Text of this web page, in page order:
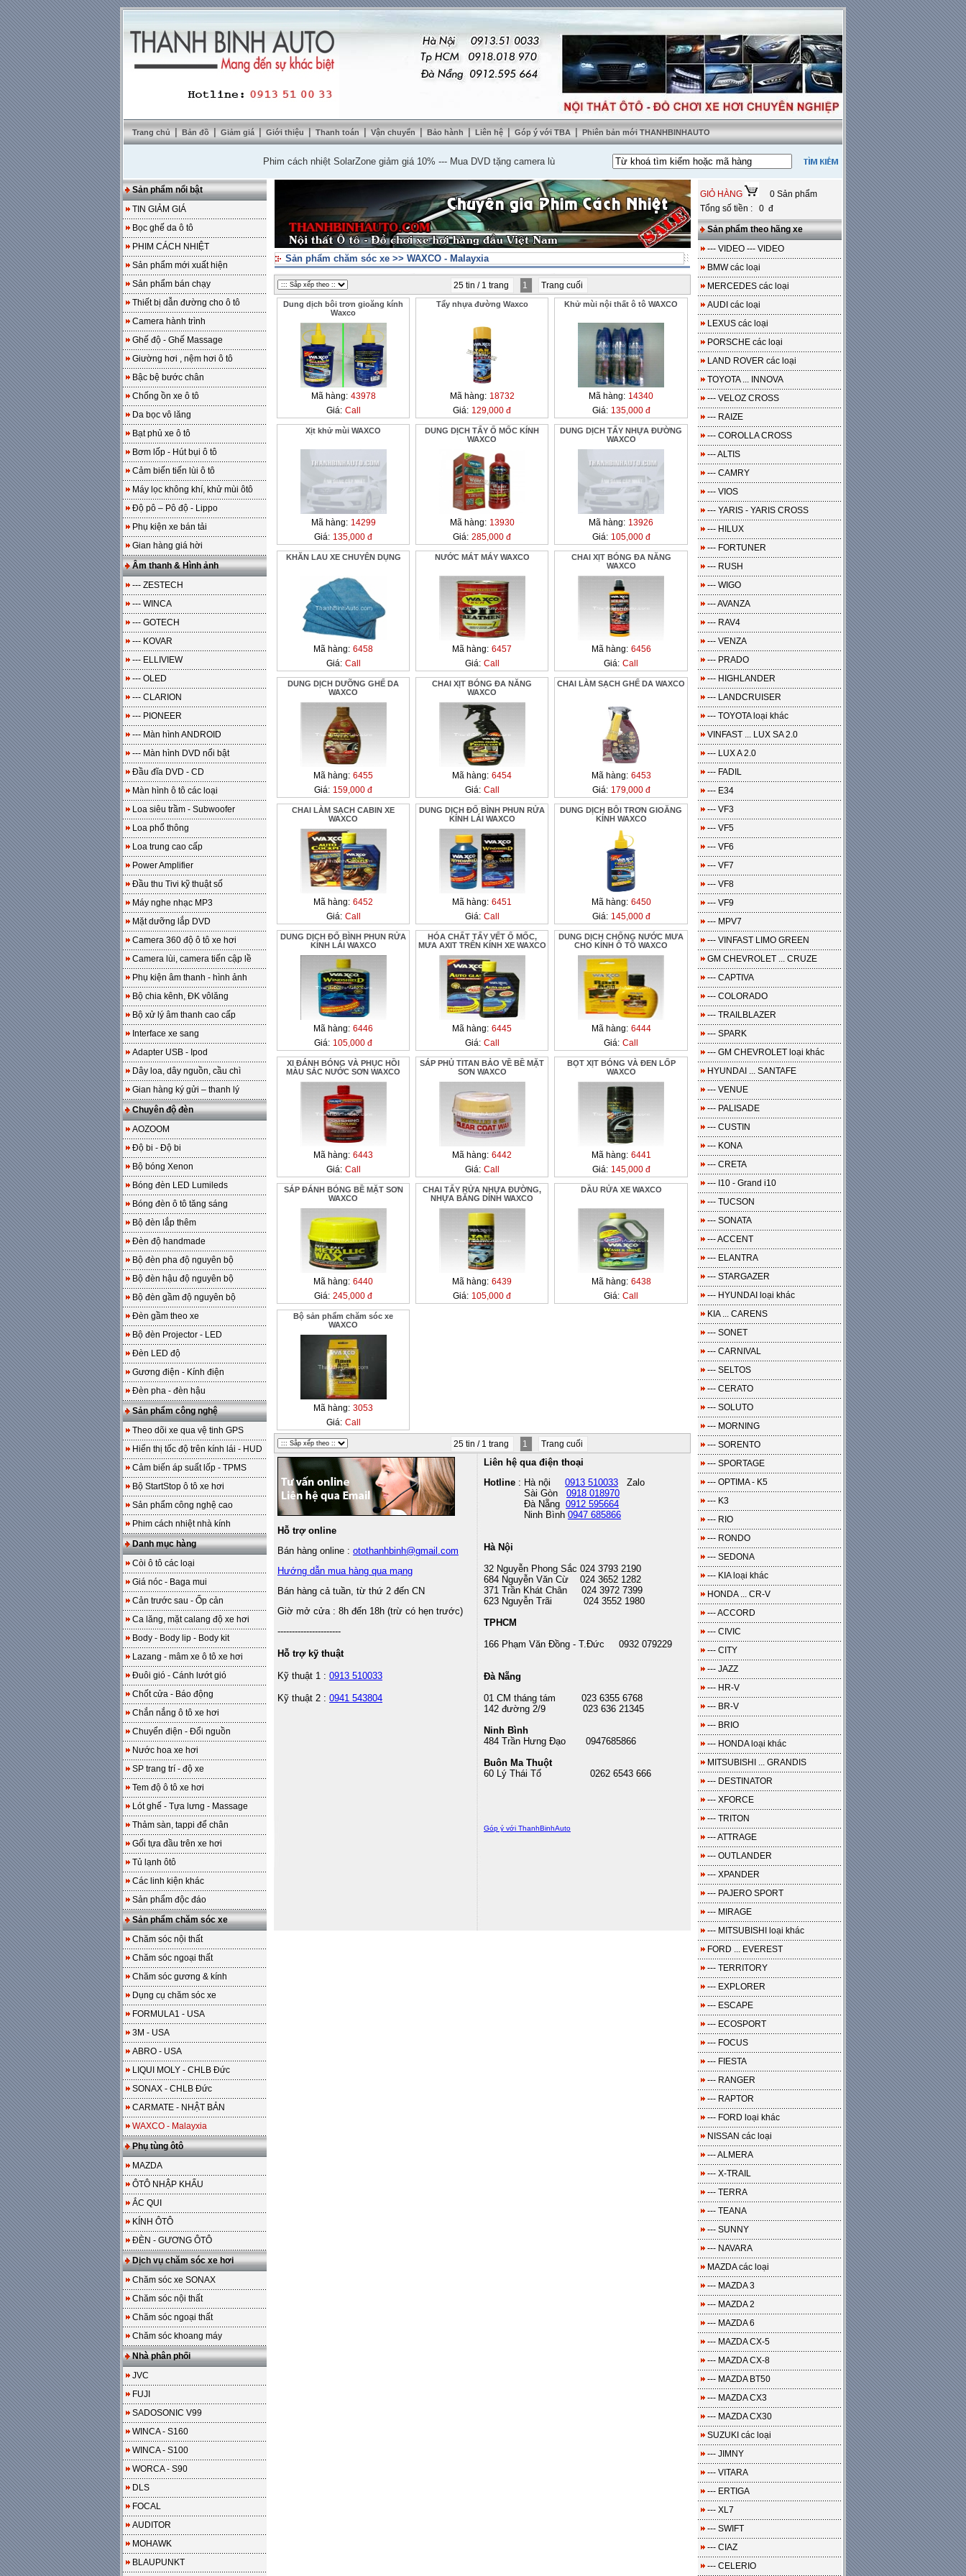
Trang chủ | Bản đồ | Giảm giá | Giới thiệu | Thanh toán | Vận chuyển | Bảo hành | Liên hệ | Góp ý với TBA | Phiên bản mới THANHBINHAUTO
Phim cách nhiệt SolarZone giảm giá 10%---Mua DVD tặng camera lùi cao cấp Lắp nệm ghế da thật tặng sàn da--- Miễn phí 100% công lắp đặt
Sản phẩm nổi bật
TIN GIẢM GIÁ
Bọc ghế da ô tô
PHIM CÁCH NHIỆT
Sản phẩm mới xuất hiện
Sản phẩm bán chạy
Thiết bị dẫn đường cho ô tô
Camera hành trình
Ghế độ - Ghế Massage
Giường hơi , nệm hơi ô tô
Bậc bệ bước chân
Chống ồn xe ô tô
Da bọc vô lăng
Bạt phủ xe ô tô
Bơm lốp - Hút bụi ô tô
Cảm biến tiến lùi ô tô
Máy lọc không khí, khử mùi ôtô
Độ pô – Pô độ - Lippo
Phụ kiện xe bán tải
Gian hàng giá hời
Âm thanh & Hình ảnh
--- ZESTECH
--- WINCA
--- GOTECH
--- KOVAR
--- ELLIVIEW
--- OLED
--- CLARION
--- PIONEER
--- Màn hình ANDROID
--- Màn hình DVD nổi bật
Đầu đĩa DVD - CD
Màn hình ô tô các loại
Loa siêu trầm - Subwoofer
Loa phổ thông
Loa trung cao cấp
Power Amplifier
Đầu thu Tivi kỹ thuật số
Máy nghe nhạc MP3
Mặt dưỡng lắp DVD
Camera 360 độ ô tô xe hơi
Camera lùi, camera tiến cập lề
Phụ kiện âm thanh - hình ảnh
Bộ chia kênh, ĐK vôlăng
Bộ xử lý âm thanh cao cấp
Interface xe sang
Adapter USB - Ipod
Dây loa, dây nguồn, cầu chì
Gian hàng ký gửi – thanh lý
Chuyên độ đèn
AOZOOM
Độ bi - Độ bi
Bộ bóng Xenon
Bóng đèn LED Lumileds
Bóng đèn ô tô tăng sáng
Bộ đèn lắp thêm
Đèn độ handmade
Bộ đèn pha độ nguyên bộ
Bộ đèn hậu độ nguyên bộ
Bộ đèn gầm độ nguyên bộ
Đèn gầm theo xe
Bộ đèn Projector - LED
Đèn LED độ
Gương điện - Kính điện
Đèn pha - đèn hậu
Sản phẩm công nghệ
Theo dõi xe qua vệ tinh GPS
Hiển thị tốc độ trên kính lái - HUD
Cảm biến áp suất lốp - TPMS
Bộ StartStop ô tô xe hơi
Sản phẩm công nghệ cao
Phim cách nhiệt nhà kính
Danh mục hàng
Còi ô tô các loại
Giá nóc - Baga mui
Cản trước sau - Ốp cản
Ca lăng, mặt calang độ xe hơi
Body - Body lip - Body kit
Lazang - mâm xe ô tô xe hơi
Đuôi gió - Cánh lướt gió
Chốt cửa - Báo động
Chắn nắng ô tô xe hơi
Chuyển điện - Đổi nguồn
Nước hoa xe hơi
SP trang trí - độ xe
Tem độ ô tô xe hơi
Lót ghế - Tựa lưng - Massage
Thảm sàn, tappi để chân
Gối tựa đầu trên xe hơi
Tủ lạnh ôtô
Các linh kiện khác
Sản phẩm độc đáo
Sản phẩm chăm sóc xe
Chăm sóc nội thất
Chăm sóc ngoại thất
Chăm sóc gương & kính
Dụng cụ chăm sóc xe
FORMULA1 - USA
3M - USA
ABRO - USA
LIQUI MOLY - CHLB Đức
SONAX - CHLB Đức
CARMATE - NHẬT BẢN
WAXCO - Malayxia
Phụ tùng ôtô
MAZDA
ÔTÔ NHẬP KHẨU
ẮC QUI
KÍNH ÔTÔ
ĐÈN - GƯƠNG ÔTÔ
Dịch vụ chăm sóc xe hơi
Chăm sóc xe SONAX
Chăm sóc nội thất
Chăm sóc ngoại thất
Chăm sóc khoang máy
Nhà phân phối
JVC
FUJI
SADOSONIC V99
WINCA - S160
WINCA - S100
WORCA - S90
DLS
FOCAL
AUDITOR
MOHAWK
BLAUPUNKT
Sản phẩm chăm sóc xe >> WAXCO - Malayxia
25 tin / 1 trang 1 Trang cuối
Dung dịch bôi trơn gioăng kính
Waxco
Mã hàng: 43978
Giá: Call
Tẩy nhựa đường Waxco
Mã hàng: 18732
Giá: 129,000 đ
Khử mùi nội thất ô tô WAXCO
Mã hàng: 14340
Giá: 135,000 đ
Xịt khử mùi WAXCO
Mã hàng: 14299
Giá: 135,000 đ
DUNG DỊCH TẨY Ố MỐC KÍNH
WAXCO
Mã hàng: 13930
Giá: 285,000 đ
DUNG DỊCH TẨY NHỰA ĐƯỜNG
WAXCO
Mã hàng: 13926
Giá: 105,000 đ
KHĂN LAU XE CHUYÊN DỤNG
Mã hàng: 6458
Giá: Call
NƯỚC MÁT MÁY WAXCO
Mã hàng: 6457
Giá: Call
CHAI XỊT BÓNG ĐA NĂNG
WAXCO
Mã hàng: 6456
Giá: Call
DUNG DỊCH DƯỠNG GHẾ DA
WAXCO
Mã hàng: 6455
Giá: 159,000 đ
CHAI XỊT BÓNG ĐA NĂNG
WAXCO
Mã hàng: 6454
Giá: Call
CHAI LÀM SẠCH GHẾ DA WAXCO
Mã hàng: 6453
Giá: 179,000 đ
CHAI LÀM SẠCH CABIN XE
WAXCO
Mã hàng: 6452
Giá: Call
DUNG DỊCH ĐỔ BÌNH PHUN RỬA
KÍNH LÁI WAXCO
Mã hàng: 6451
Giá: Call
DUNG DỊCH BÔI TRƠN GIOĂNG
KÍNH WAXCO
Mã hàng: 6450
Giá: 145,000 đ
DUNG DỊCH ĐỔ BÌNH PHUN RỬA
KÍNH LÁI WAXCO
Mã hàng: 6446
Giá: 105,000 đ
HÓA CHẤT TẨY VẾT Ố MỐC,
MƯA AXIT TRÊN KÍNH XE WAXCO
Mã hàng: 6445
Giá: Call
DUNG DỊCH CHỐNG NƯỚC MƯA
CHO KÍNH Ô TÔ WAXCO
Mã hàng: 6444
Giá: Call
XI ĐÁNH BÓNG VÀ PHỤC HỒI
MÀU SẮC NƯỚC SƠN WAXCO
Mã hàng: 6443
Giá: Call
SÁP PHỦ TITAN BẢO VỀ BỀ MẶT
SƠN WAXCO
Mã hàng: 6442
Giá: Call
BỌT XỊT BÓNG VÀ ĐEN LỐP
WAXCO
Mã hàng: 6441
Giá: 145,000 đ
SÁP ĐÁNH BÓNG BỀ MẶT SƠN
WAXCO
Mã hàng: 6440
Giá: 245,000 đ
CHAI TẨY RỬA NHỰA ĐƯỜNG,
NHỰA BĂNG DÍNH WAXCO
Mã hàng: 6439
Giá: 105,000 đ
DẦU RỬA XE WAXCO
Mã hàng: 6438
Giá: Call
Bộ sản phẩm chăm sóc xe
WAXCO
Mã hàng: 3053
Giá: Call
25 tin / 1 trang 1 Trang cuối
Hỗ trợ online
Bán hàng online : otothanhbinh@gmail.com
Hướng dẫn mua hàng qua mạng
Bán hàng cả tuần, từ thứ 2 đến CN
Giờ mở cửa : 8h đến 18h (trừ có hẹn trước)
----------------------
Hỗ trợ kỹ thuật
Kỹ thuật 1 : 0913 510033
Kỹ thuật 2 : 0941 543804
Liên hệ qua điện thoại
Hotline : Hà nội 0913 510033 Zalo
Sài Gòn 0918 018970
Đà Nẵng 0912 595664
Ninh Bình 0947 685866
Hà Nội
32 Nguyễn Phong Sắc 024 3793 2190
684 Nguyễn Văn Cừ 024 3652 1282
371 Trần Khát Chân 024 3972 7399
623 Nguyễn Trãi 024 3552 1980
TPHCM
166 Phạm Văn Đồng - T.Đức 0932 079229
Đà Nẵng
01 CM tháng tám 023 6355 6768
142 đường 2/9 023 636 21345
Ninh Bình
484 Trần Hưng Đạo 0947685866
Buôn Ma Thuột
60 Lý Thái Tổ 0262 6543 666
Góp ý với ThanhBinhAuto
GIỎ HÀNG
0 Sản phẩm
Tổng số tiền : 0 đ
Sản phẩm theo hãng xe
--- VIDEO --- VIDEO
BMW các loại
MERCEDES các loại
AUDI các loại
LEXUS các loại
PORSCHE các loại
LAND ROVER các loại
TOYOTA ... INNOVA
--- VELOZ CROSS
--- RAIZE
--- COROLLA CROSS
--- ALTIS
--- CAMRY
--- VIOS
--- YARIS - YARIS CROSS
--- HILUX
--- FORTUNER
--- RUSH
--- WIGO
--- AVANZA
--- RAV4
--- VENZA
--- PRADO
--- HIGHLANDER
--- LANDCRUISER
--- TOYOTA loại khác
VINFAST ... LUX SA 2.0
--- LUX A 2.0
--- FADIL
--- E34
--- VF3
--- VF5
--- VF6
--- VF7
--- VF8
--- VF9
--- MPV7
--- VINFAST LIMO GREEN
GM CHEVROLET ... CRUZE
--- CAPTIVA
--- COLORADO
--- TRAILBLAZER
--- SPARK
--- GM CHEVROLET loại khác
HYUNDAI ... SANTAFE
--- VENUE
--- PALISADE
--- CUSTIN
--- KONA
--- CRETA
--- I10 - Grand i10
--- TUCSON
--- SONATA
--- ACCENT
--- ELANTRA
--- STARGAZER
--- HYUNDAI loại khác
KIA ... CARENS
--- SONET
--- CARNIVAL
--- SELTOS
--- CERATO
--- SOLUTO
--- MORNING
--- SORENTO
--- SPORTAGE
--- OPTIMA - K5
--- K3
--- RIO
--- RONDO
--- SEDONA
--- KIA loại khác
HONDA ... CR-V
--- ACCORD
--- CIVIC
--- CITY
--- JAZZ
--- HR-V
--- BR-V
--- BRIO
--- HONDA loại khác
MITSUBISHI ... GRANDIS
--- DESTINATOR
--- XFORCE
--- TRITON
--- ATTRAGE
--- OUTLANDER
--- XPANDER
--- PAJERO SPORT
--- MIRAGE
--- MITSUBISHI loại khác
FORD ... EVEREST
--- TERRITORY
--- EXPLORER
--- ESCAPE
--- ECOSPORT
--- FOCUS
--- FIESTA
--- RANGER
--- RAPTOR
--- FORD loại khác
NISSAN các loại
--- ALMERA
--- X-TRAIL
--- TERRA
--- TEANA
--- SUNNY
--- NAVARA
MAZDA các loại
--- MAZDA 3
--- MAZDA 2
--- MAZDA 6
--- MAZDA CX-5
--- MAZDA CX-8
--- MAZDA BT50
--- MAZDA CX3
--- MAZDA CX30
SUZUKI các loại
--- JIMNY
--- VITARA
--- ERTIGA
--- XL7
--- SWIFT
--- CIAZ
--- CELERIO